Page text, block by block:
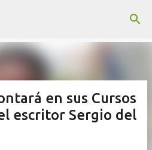
en sus Cursos
escritor Sergio del